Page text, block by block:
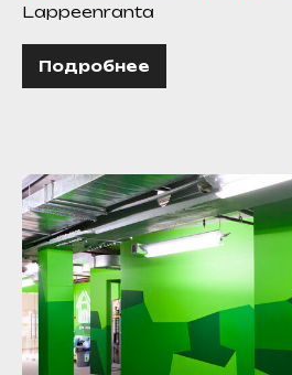
Lappeenranta
Подробнее